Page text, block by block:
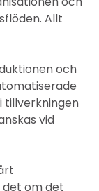
Allt
och
tillverkningen
vid
det om det